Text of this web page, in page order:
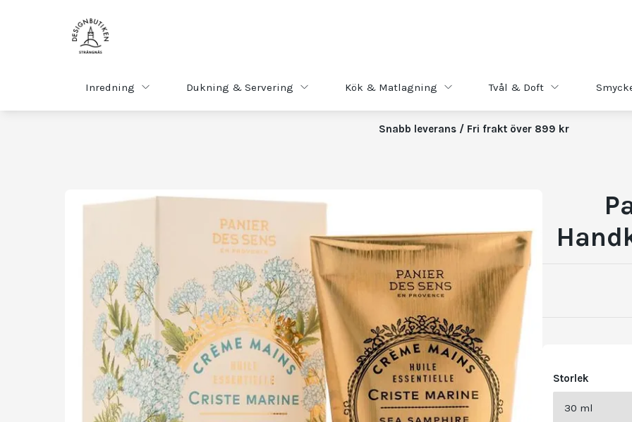
Inredning Dukning & Servering Kök & Matlagning Tvål & Doft
Snabb leverans / Fri frakt över 899 kr
Storlek